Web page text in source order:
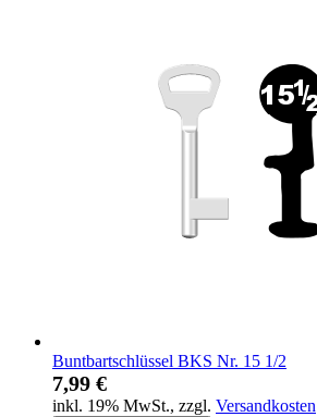
Buntbartschlüssel BKS Nr. 15 1/2
7,99 €
inkl. 19% MwSt., zzgl. Versandkosten